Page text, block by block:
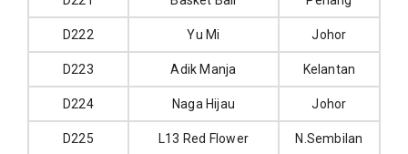
D222 Yu Mi Johor
D223 Adik Manja Kelantan
D224 Naga Hijau Johor
D225 L13 Red Flower N.Sembilan